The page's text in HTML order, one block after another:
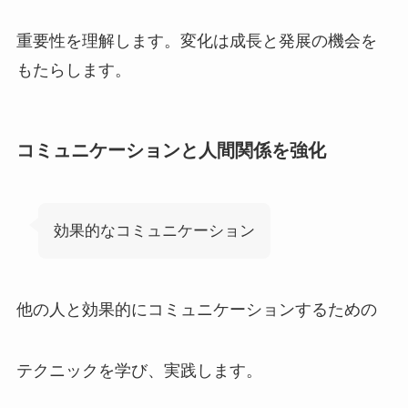
重要性を理解します。変化は成長と発展の機会を
もたらします。
コミュニケーションと人間関係を強化
効果的なコミュニケーション
他の人と効果的にコミュニケーションするための
テクニックを学び、実践します。